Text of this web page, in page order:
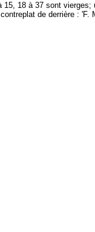
18 à 37 sont vierges;
de derrière : 'F.